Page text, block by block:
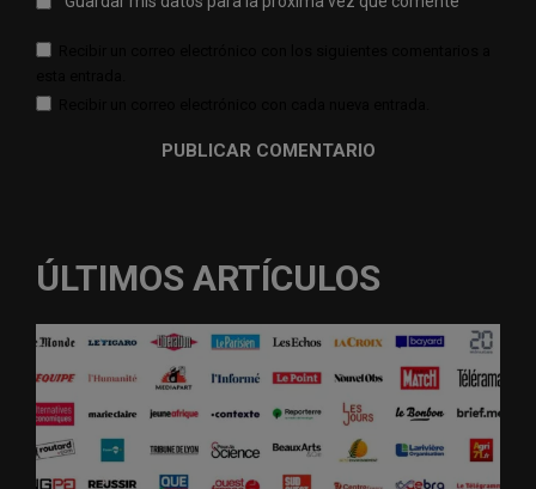
ÚLTIMOS ARTÍCULOS